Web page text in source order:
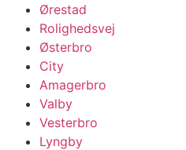
Ørestad
Rolighedsvej
Østerbro
City
Amagerbro
Valby
Vesterbro
Lyngby